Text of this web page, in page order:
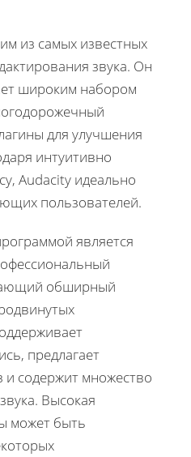
из самых известных
звука. Он
широким набором
для улучшения
интуитивно
Audacity идеально
пользователей.
является
обширный
предлагает
и содержит множество
Высокая
может быть